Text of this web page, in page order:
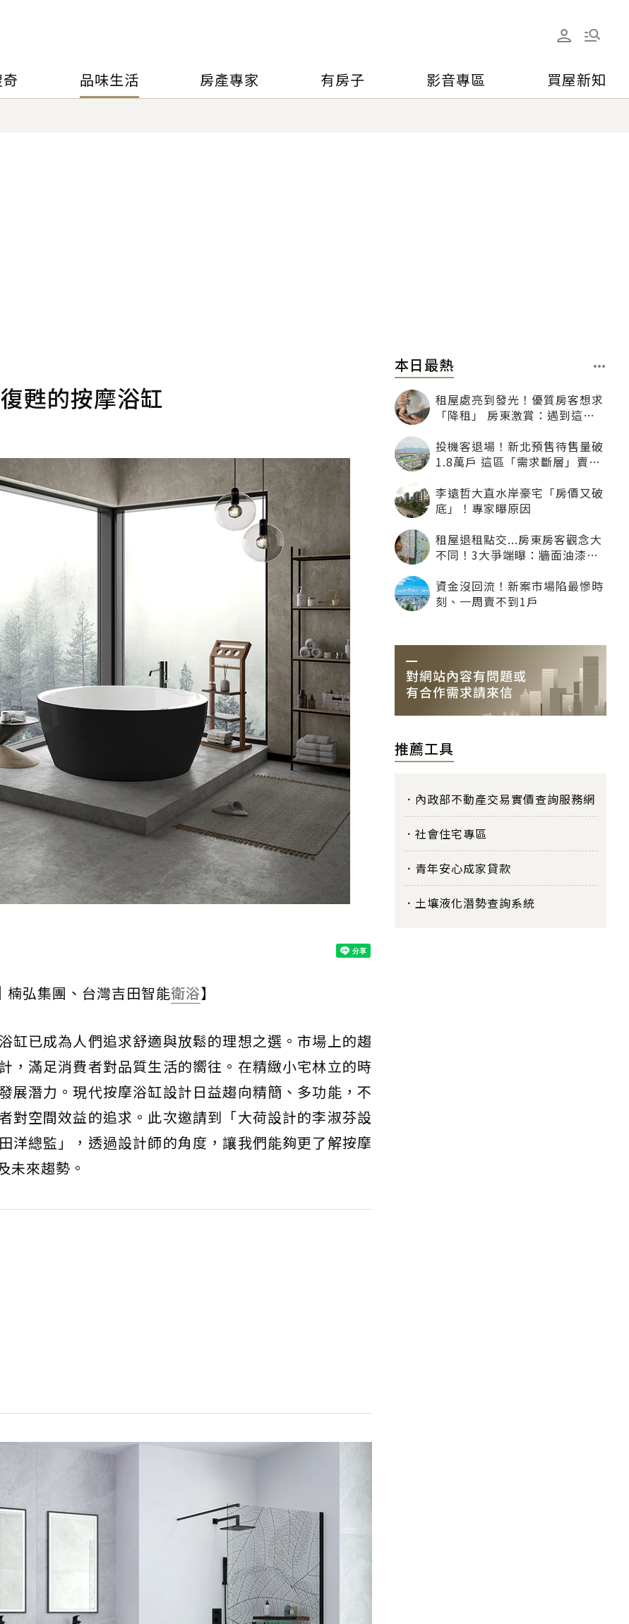
品味生活 房產專家 有房子 影音專區 買屋新知
甦的按摩浴缸
楠弘集團、台灣吉田智能衛浴】
缸已成為人們追求舒適與放鬆的理想之選。市場上的趨
，滿足消費者對品質生活的嚮往。在精緻小宅林立的時
展潛力。現代按摩浴缸設計日益趨向精簡、多功能，不
對空間效益的追求。此次邀請到「大荷設計的李淑芬設
洋總監」，透過設計師的角度，讓我們能夠更了解按摩
未來趨勢。
本日最熱
租屋處亮到發光！優質房客想求
「降租」 房東激賞：遇到這種
投機客退場！新北預售待售量破
1.8萬戶 這區「需求斷層」賣壓
李遠哲大直水岸豪宅「房價又破
底」！專家曝原因
租屋退租點交...房東房客觀念大
不同！3大爭端曝：牆面油漆、
資金沒回流！新案市場陷最慘時
刻、一周賣不到1戶
推薦工具
內政部不動產交易實價查詢服務網
社會住宅專區
青年安心成家貸款
土壤液化潛勢查詢系統